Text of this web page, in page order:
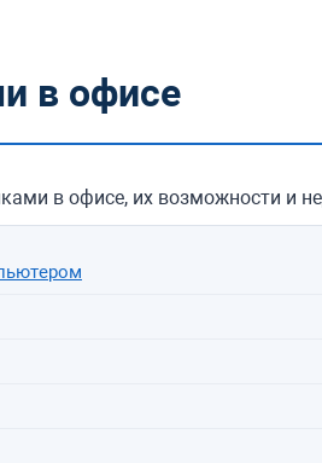
в офисе
в офисе, их возможности и